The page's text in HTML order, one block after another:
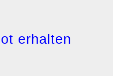
erhalten